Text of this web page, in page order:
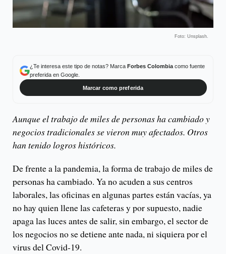
Foto: Unsplash.
¿Te interesa este tipo de notas? Marca Forbes Colombiacomo fuente
preferida en Google.
Marcar como preferida
Aunque el trabajo de miles de personas ha cambiado y
negocios tradicionales se vieron muy afectados. Otros
han tenido logros históricos.
De frente a la pandemia, la forma de trabajo de miles de
personas ha cambiado. Ya no acuden a sus centros
laborales, las oficinas en algunas partes están vacías, ya
no hay quien llene las cafeteras y por supuesto, nadie
apaga las luces antes de salir, sin embargo, el sector de
los negocios no se detiene ante nada, ni siquiera por el
virus del Covid-19.